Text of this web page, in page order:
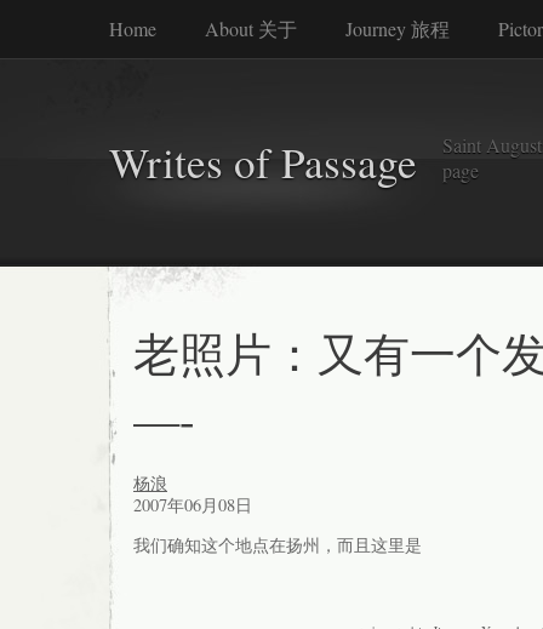
Home About 关于 Journey 旅程
Writes of Passage
Saint
page
老照片：又有一个
—-
杨浪
2007年06月08日
我们确知这个地点在扬州，而且这里是